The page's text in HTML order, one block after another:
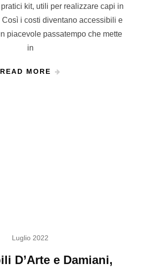
kit, utili per realizzare capi in
Così i costi diventano accessibili e
piacevole passatempo che mette
in
READ MORE
Luglio 2022
D’Arte e Damiani,